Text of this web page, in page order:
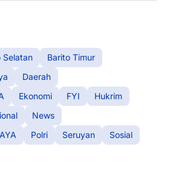
Selatan
Barito Timur
Daerah
Ekonomi FYI
Hukrim
News
Polri Seruyan
Sosial